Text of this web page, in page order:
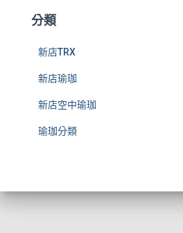
分類
新店TRX
新店瑜珈
新店空中瑜珈
瑜珈分類